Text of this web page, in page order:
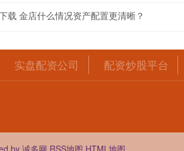
载 金店什么情况资产配置更清晰？
实盘配资公司 配资炒股平台